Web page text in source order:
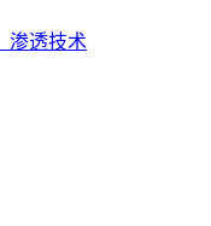
渗透技术